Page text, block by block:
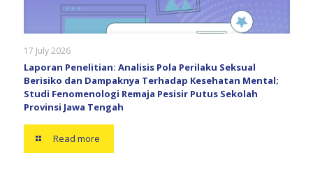
17 July 2026
Laporan Penelitian: Analisis Pola Perilaku Seksual
Berisiko dan Dampaknya Terhadap Kesehatan Mental;
Studi Fenomenologi Remaja Pesisir Putus Sekolah
Provinsi Jawa Tengah
Read more